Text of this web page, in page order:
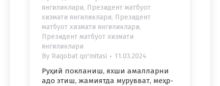
янгиликлари, Президент матбуот
хизмати янгиликлари, Президент
матбуот хизмати янгиликлари,
Президент матбуот хизмати
янгиликлари
By Raqobat qo'mitasi 11.03.2024
Руҳий покланиш, яхши амалларни
адо этиш, жамиятда мурувват, меҳр-